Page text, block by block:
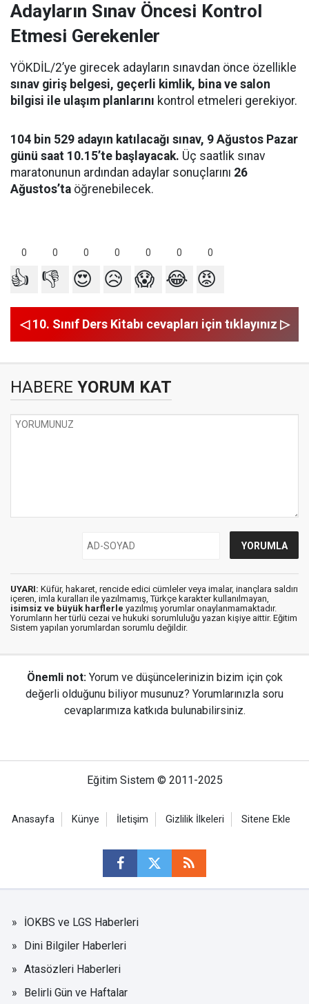
Adayların Sınav Öncesi Kontrol
Etmesi Gerekenler
YÖKDİL/2’ye girecek adayların sınavdan önce özellikle
sınav giriş belgesi, geçerli kimlik, bina ve salon
bilgisi ile ulaşım planlarını kontrol etmeleri gerekiyor.
104 bin 529 adayın katılacağı sınav, 9 Ağustos Pazar
günü saat 10.15’te başlayacak. Üç saatlik sınav
maratonunun ardından adaylar sonuçlarını 26
Ağustos’ta öğrenebilecek.
0 0 0 0 0 0 0
👍 👎 😍 😥 😱 😂 😡
◁ 10. Sınıf Ders Kitabı cevapları için tıklayınız ▷
HABERE YORUM KAT
UYARI: Küfür, hakaret, rencide edici cümleler veya imalar, inançlara saldırı
içeren, imla kuralları ile yazılmamış, Türkçe karakter kullanılmayan,
isimsiz ve büyük harflerle yazılmış yorumlar onaylanmamaktadır.
Yorumların her türlü cezai ve hukuki sorumluluğu yazan kişiye aittir. Eğitim
Sistem yapılan yorumlardan sorumlu değildir.
Önemli not: Yorum ve düşüncelerinizin bizim için çok
değerli olduğunu biliyor musunuz? Yorumlarınızla soru
cevaplarımıza katkıda bulunabilirsiniz.
Eğitim Sistem © 2011-2025
Anasayfa Künye İletişim Gizlilik İlkeleri Sitene Ekle
İOKBS ve LGS Haberleri
Dini Bilgiler Haberleri
Atasözleri Haberleri
Belirli Gün ve Haftalar